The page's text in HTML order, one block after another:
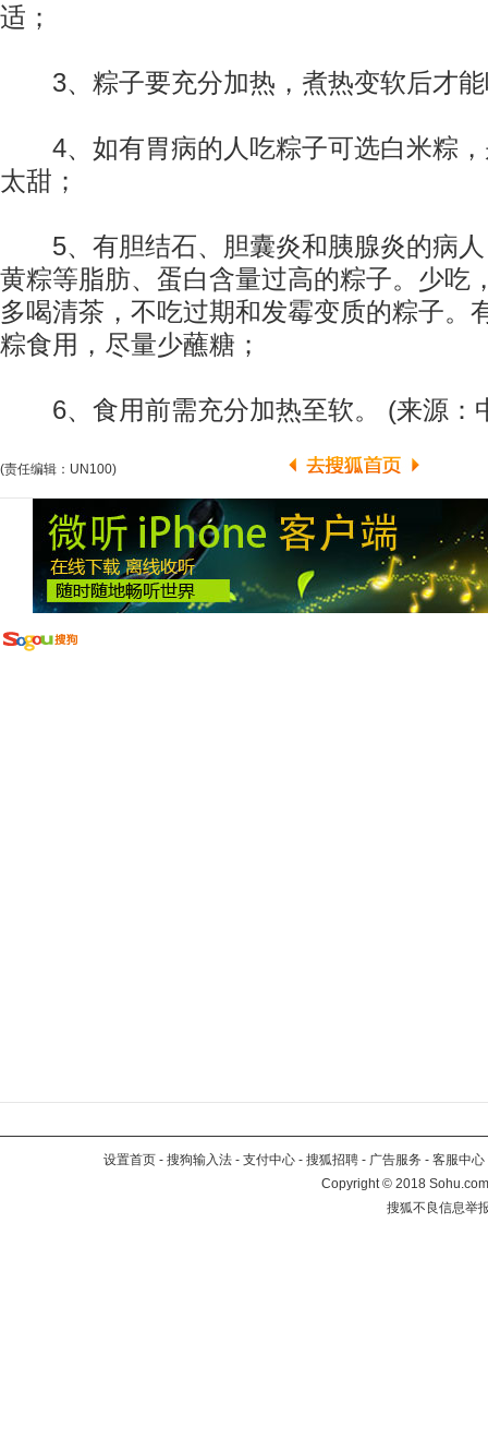
适；
3、粽子要充分加热，煮热变软后才能
4、如有胃病的人吃粽子可选白米粽，
太甜；
5、有胆结石、胆囊炎和胰腺炎的病人
黄粽等脂肪、蛋白含量过高的粽子。少吃
多喝清茶，不吃过期和发霉变质的粽子。
粽食用，尽量少蘸糖；
6、食用前需充分加热至软。 (来源：
(责任编辑：UN100)
设置首页 - 搜狗输入法 - 支付中心 - 搜狐招聘 - 广告服务 - 客服中心
Copyright©2018
搜狐不良信息举